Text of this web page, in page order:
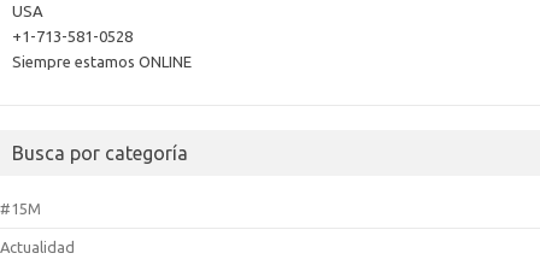
USA
+1-713-581-0528
Siempre estamos ONLINE
Busca por categoría
#15M
Actualidad